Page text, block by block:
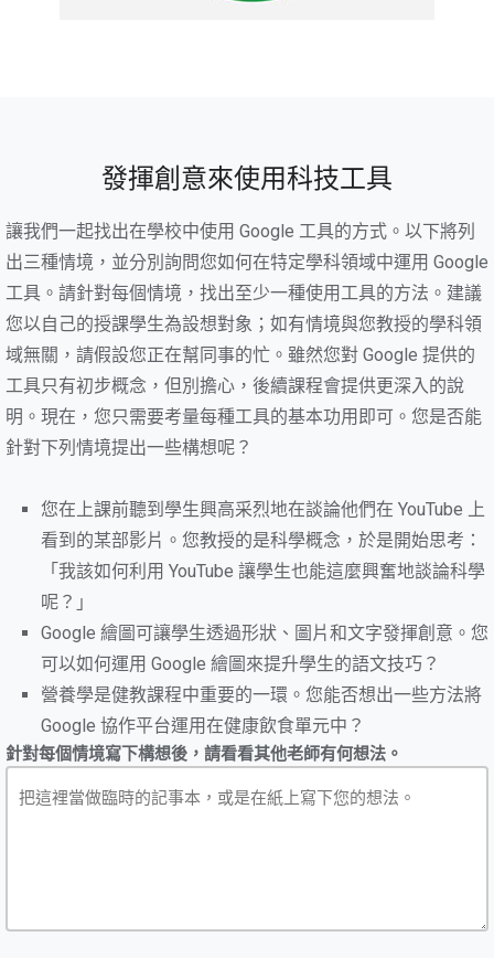
發揮創意來使用科技工具
讓我們一起找出在學校中使用 Google 工具的方式。以下將列
出三種情境，並分別詢問您如何在特定學科領域中運用 Google
工具。請針對每個情境，找出至少一種使用工具的方法。建議
您以自己的授課學生為設想對象；如有情境與您教授的學科領
域無關，請假設您正在幫同事的忙。雖然您對 Google 提供的
工具只有初步概念，但別擔心，後續課程會提供更深入的說
明。現在，您只需要考量每種工具的基本功用即可。您是否能
針對下列情境提出一些構想呢？
您在上課前聽到學生興高采烈地在談論他們在 YouTube 上
看到的某部影片。您教授的是科學概念，於是開始思考：
「我該如何利用 YouTube 讓學生也能這麼興奮地談論科學
呢？」
Google 繪圖可讓學生透過形狀、圖片和文字發揮創意。您
可以如何運用 Google 繪圖來提升學生的語文技巧？
營養學是健教課程中重要的一環。您能否想出一些方法將
Google 協作平台運用在健康飲食單元中？
針對每個情境寫下構想後，請看看其他老師有何想法。